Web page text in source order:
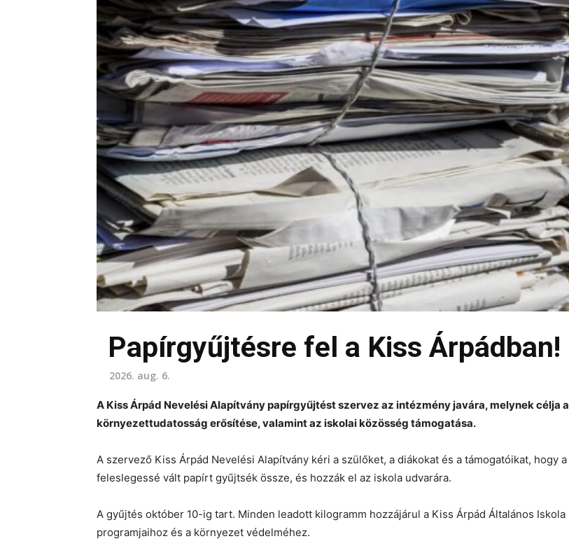
Papírgyűjtésre fel a Kiss Árpádban!
2026. aug. 6.
A Kiss Árpád Nevelési Alapítvány papírgyűjtést szervez az intézmény javára, melynek célja a
környezettudatosság erősítése, valamint az iskolai közösség támogatása.
A szervező Kiss Árpád Nevelési Alapítvány kéri a szülőket, a diákokat és a támogatóikat, hogy a
feleslegessé vált papírt gyűjtsék össze, és hozzák el az iskola udvarára.
A gyűjtés október 10-ig tart. Minden leadott kilogramm hozzájárul a Kiss Árpád Általános Iskola
programjaihoz és a környezet védelméhez.